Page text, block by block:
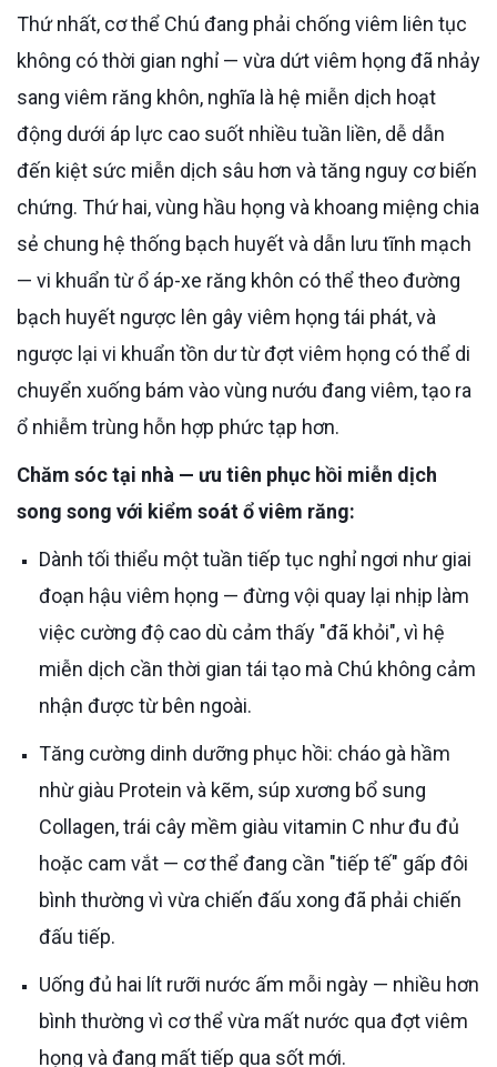
Thứ nhất, cơ thể Chú đang phải chống viêm liên tục
không có thời gian nghỉ — vừa dứt viêm họng đã nhảy
sang viêm răng khôn, nghĩa là hệ miễn dịch hoạt
động dưới áp lực cao suốt nhiều tuần liền, dễ dẫn
đến kiệt sức miễn dịch sâu hơn và tăng nguy cơ biến
chứng. Thứ hai, vùng hầu họng và khoang miệng chia
sẻ chung hệ thống bạch huyết và dẫn lưu tĩnh mạch
— vi khuẩn từ ổ áp-xe răng khôn có thể theo đường
bạch huyết ngược lên gây viêm họng tái phát, và
ngược lại vi khuẩn tồn dư từ đợt viêm họng có thể di
chuyển xuống bám vào vùng nướu đang viêm, tạo ra
ổ nhiễm trùng hỗn hợp phức tạp hơn.
Chăm sóc tại nhà — ưu tiên phục hồi miễn dịch
song song với kiểm soát ổ viêm răng:
Dành tối thiểu một tuần tiếp tục nghỉ ngơi như giai
đoạn hậu viêm họng — đừng vội quay lại nhịp làm
việc cường độ cao dù cảm thấy "đã khỏi", vì hệ
miễn dịch cần thời gian tái tạo mà Chú không cảm
nhận được từ bên ngoài.
Tăng cường dinh dưỡng phục hồi: cháo gà hầm
nhừ giàu Protein và kẽm, súp xương bổ sung
Collagen, trái cây mềm giàu vitamin C như đu đủ
hoặc cam vắt — cơ thể đang cần "tiếp tế" gấp đôi
bình thường vì vừa chiến đấu xong đã phải chiến
đấu tiếp.
Uống đủ hai lít rưỡi nước ấm mỗi ngày — nhiều hơn
bình thường vì cơ thể vừa mất nước qua đợt viêm
họng và đang mất tiếp qua sốt mới.